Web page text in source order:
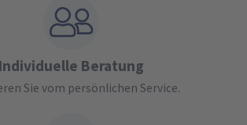
Individuelle Beratung
Sie vom persönlichen Service.